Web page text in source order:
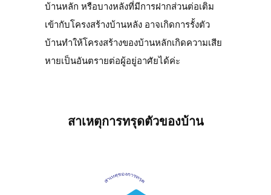
บ้านหลัก หรือบางหลังที่มีการฝากส่วนต่อเติม
เข้ากับโครงสร้างบ้านหลัง อาจเกิดการรั้งตัว
บ้านทำให้โครงสร้างของบ้านหลักเกิดความเสีย
หายเป็นอันตรายต่อผู้อยู่อาศัยได้ค่ะ
สาเหตุการทรุดตัวของบ้าน